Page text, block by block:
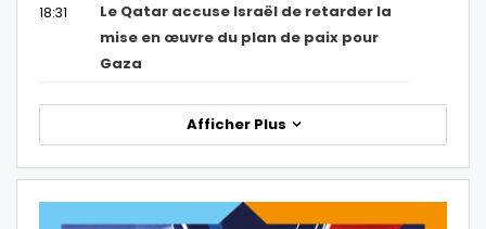
18:31
Le Qatar accuse Israël de retarder la
mise en œuvre du plan de paix pour
Gaza
Afficher Plus